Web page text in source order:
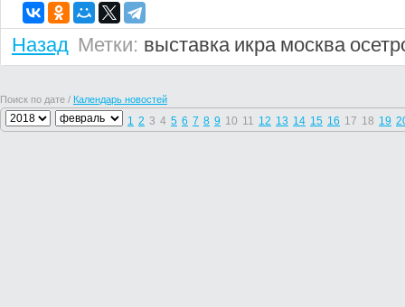
Назад Метки: выставка икра москва
Поиск по дате / Календарь новостей
1 2 3 4 5 6 7 8 9 10 11 12 13 14 15 16 17 18 19